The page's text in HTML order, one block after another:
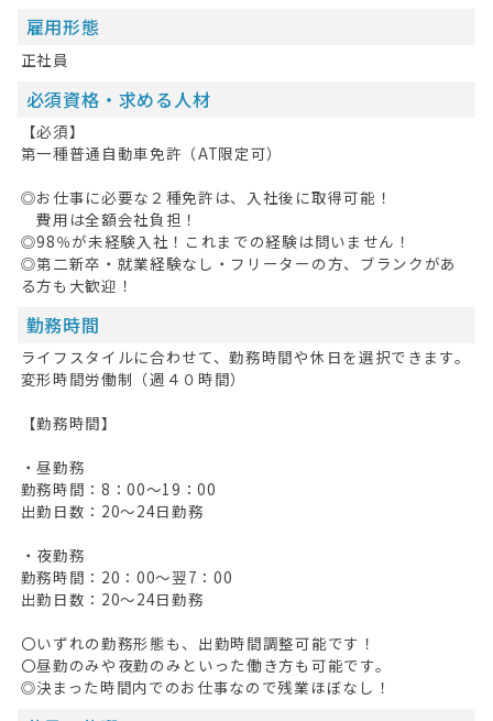
無料会員登録
ログイン
雇用形態
正社員
必須資格・求める人材
【必須】
第一種普通自動車免許（AT限定可）
◎お仕事に必要な２種免許は、入社後に取得可能！
費用は全額会社負担！
◎98％が未経験入社！これまでの経験は問いません！
◎第二新卒・就業経験なし・フリーターの方、ブランクがあ
る方も大歓迎！
勤務時間
ライフスタイルに合わせて、勤務時間や休日を選択できます。
変形時間労働制（週４０時間）
【勤務時間】
・昼勤務
勤務時間：8：00～19：00
出勤日数：20～24日勤務
・夜勤務
勤務時間：20：00～翌7：00
出勤日数：20～24日勤務
〇いずれの勤務形態も、出勤時間調整可能です！
〇昼勤のみや夜勤のみといった働き方も可能です。
◎決まった時間内でのお仕事なので残業ほぼなし！